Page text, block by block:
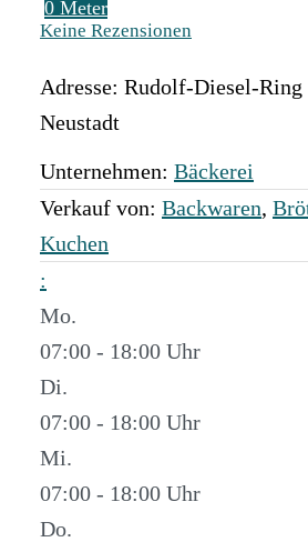
0 Meter
Keine Rezensionen
Adresse: Rudolf-Diesel-Ring
Neustadt
Unternehmen: Bäckerei
Verkauf von: Backwaren,
Kuchen
:
Mo.
07:00 - 18:00
Di.
07:00 - 18:00
Mi.
07:00 - 18:00
Do.